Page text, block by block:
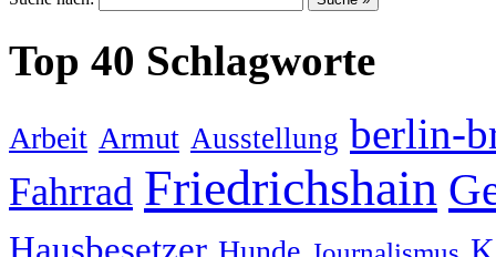
Top 40 Schlagworte
Arbeit Armut Ausstellung berlin-
Fahrrad Friedrichshain